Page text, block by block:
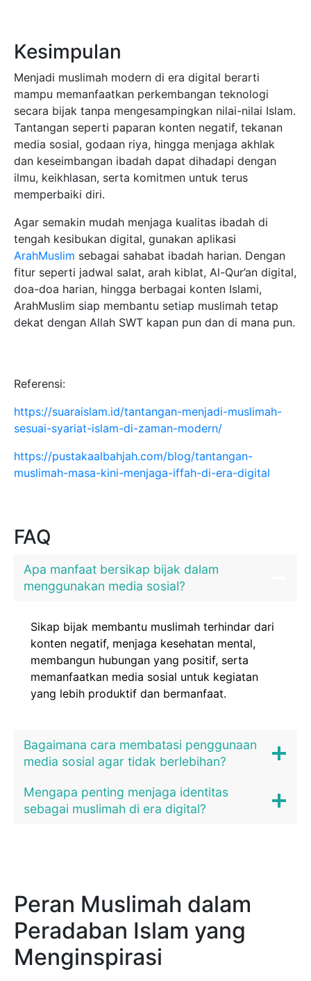
Kesimpulan
Menjadi muslimah modern di era digital berarti
mampu memanfaatkan perkembangan teknologi
secara bijak tanpa mengesampingkan nilai-nilai Islam.
Tantangan seperti paparan konten negatif, tekanan
media sosial, godaan riya, hingga menjaga akhlak
dan keseimbangan ibadah dapat dihadapi dengan
ilmu, keikhlasan, serta komitmen untuk terus
memperbaiki diri.
Agar semakin mudah menjaga kualitas ibadah di
tengah kesibukan digital, gunakan aplikasi
ArahMuslim sebagai sahabat ibadah harian. Dengan
fitur seperti jadwal salat, arah kiblat, Al-Qur’an digital,
doa-doa harian, hingga berbagai konten Islami,
ArahMuslim siap membantu setiap muslimah tetap
dekat dengan Allah SWT kapan pun dan di mana pun.
Referensi:
https://suaraislam.id/tantangan-menjadi-muslimah-
sesuai-syariat-islam-di-zaman-modern/
https://pustakaalbahjah.com/blog/tantangan-
muslimah-masa-kini-menjaga-iffah-di-era-digital
FAQ
Apa manfaat bersikap bijak dalam
menggunakan media sosial?
Sikap bijak membantu muslimah terhindar dari
konten negatif, menjaga kesehatan mental,
membangun hubungan yang positif, serta
memanfaatkan media sosial untuk kegiatan
yang lebih produktif dan bermanfaat.
Bagaimana cara membatasi penggunaan
media sosial agar tidak berlebihan?
Mengapa penting menjaga identitas
sebagai muslimah di era digital?
Peran Muslimah dalam
Peradaban Islam yang
Menginspirasi